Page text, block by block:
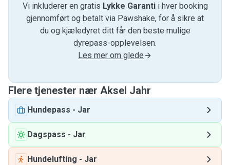
Vi inkluderer en gratis Lykke Garantii hver booking
gjennomført og betalt via Pawshake, for å sikre at
du og kjæledyret ditt får den beste mulige
dyrepass-opplevelsen.
Les mer om glede
Flere tjenester nær Aksel Jahr
Hundepass - Jar
Dagspass - Jar
Hundelufting - Jar